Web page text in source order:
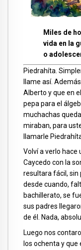
Miles de
vida en la
o
Piedrahíta.
llame así.
Alberto y que en
pepa para el
muchachas
miraban, para
llamarle
Volví a verlo hace
Caycedo con la
resultara fácil, sin
desde cuando,
bachillerato, se
sus padres
de él. Nada,
Luego nos
los ochenta y